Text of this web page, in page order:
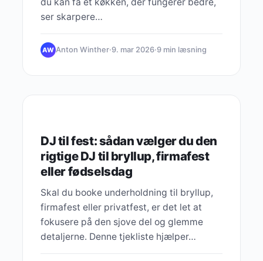
ser skarpere…
AW Anton Winther·9. mar 2026·9 min læsning
DJ til fest: sådan vælger du den
rigtige DJ til bryllup, firmafest
eller fødselsdag
Skal du booke underholdning til bryllup,
firmafest eller privatfest, er det let at
fokusere på den sjove del og glemme
detaljerne. Denne tjekliste hjælper…